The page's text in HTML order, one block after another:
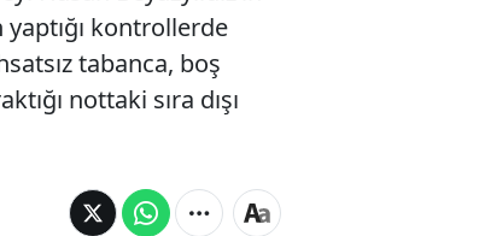
kontrollerde
tabanca, boş
nottaki sıra dışı